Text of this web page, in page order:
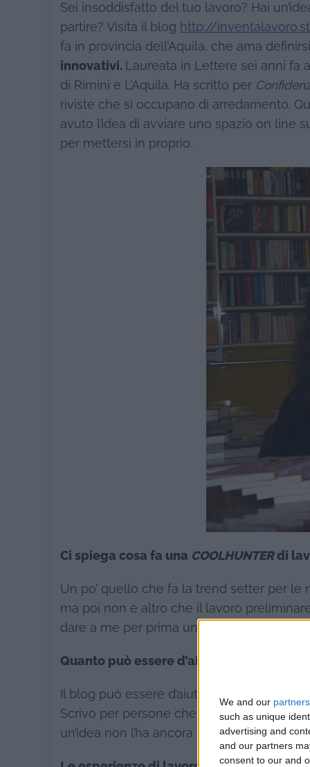
We and our partners
such as unique
advertising and
and our partners
consent to our and
Sei insoddisfatto del tuo lavoro? Hai
partire? Visita il blog http://
fa in provincia dell’Aquila, che ama definirsi
innovativi. Laureata in Lettere sei anni fa
di Rimini e L’Aquila. Ha scritto per
riviste che si occupano di arredamento.
avuto l’idea di avviare uno spazio on line
per mettersi in proprio.
Ci spiega cosa fa una COOLHUNTERdi
Un po’ quello che fa la trend setter per le
ma poi non è altro che il lavoro
dare a me per prima un nuovo “titolo”.
Quanto può essere d’aiuto il suo blog?
Il blog può essere d’aiuto nella misura in
Scrivo per persone che hanno un’idea,
un’idea non l’ha ancora chiara, ma ha